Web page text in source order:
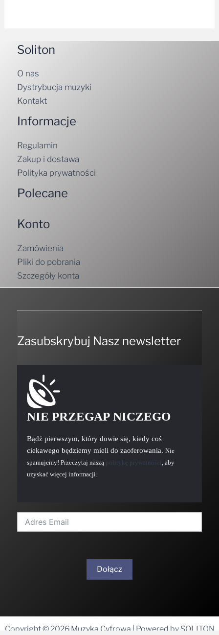
Soliton
O nas
Dystrybucja muzyki
Kontakt
Informacje
Regulamin
Zakup i dostawa
Polityka prywatności
Polecane
Konto
Zamówienia
Pliki do pobrania
Szczegóły konta
Zasubskrybuj Nasz newsletter
NIE PRZEGAP NICZEGO
Bądź pierwszym, który dowie się, kiedy coś
ciekawego będziemy mieli do zaoferowania. Nie
spamujemy! Przeczytaj naszą politykę prywatności, aby
uzyskać więcej informacji.
Dołącz
Copyright © 2026 Muzyka Cyfrowa | Powered by SOLITON